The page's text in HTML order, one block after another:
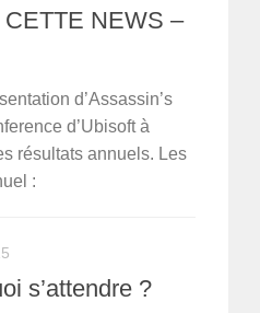
NEWS –
d’Assassin’s
d’Ubisoft à
résultats annuels. Les
:
s’attendre ?